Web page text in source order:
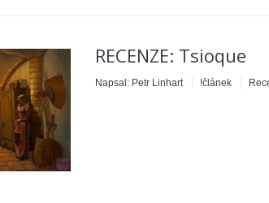
RECENZE: Tsioque
Napsal: Petr Linhart !článek